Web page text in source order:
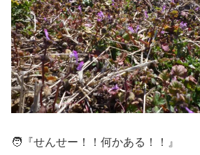
🧑『せんせー！！何かある！！』